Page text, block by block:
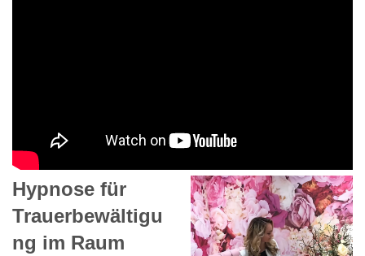
Hypnose für
Trauerbewältigu
ng im Raum